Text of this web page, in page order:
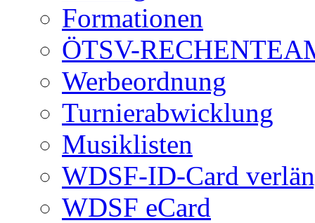
Formationen
ÖTSV-
Werbeordnung
Turnierabwicklung
Musiklisten
WDSF-ID-Card
WDSF eCard